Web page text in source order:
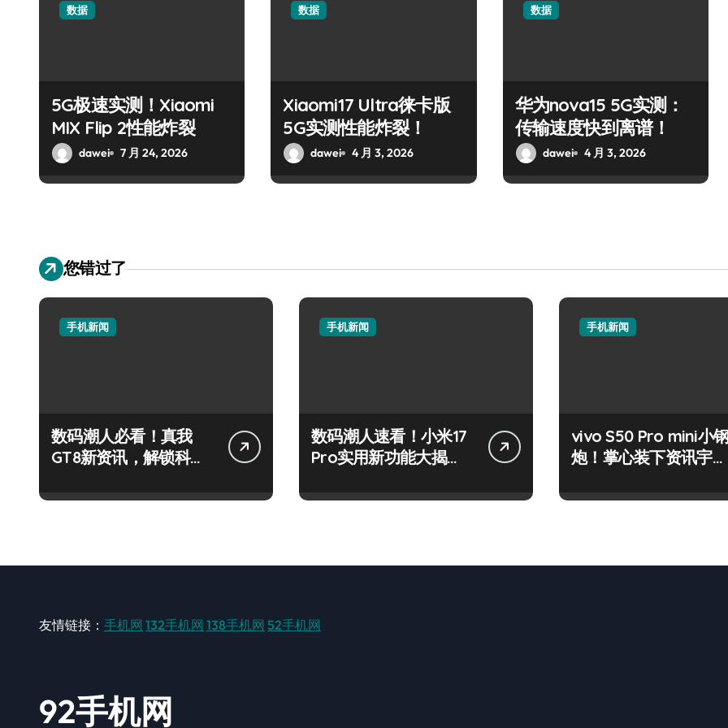
数据
5G极速实测！Xiaomi
MIX Flip 2性能炸裂
dawei 7 月 24, 2026
数据
Xiaomi17 Ultra徕卡版
5G实测性能炸裂！
dawei 4 月 3, 2026
数据
华为nova15 5G实测：
传输速度快到离谱！
dawei 4 月 3, 2026
您错过了
手机新闻
数码潮人必看！真我
GT8新资讯，解锁科技
手机新闻
数码潮人速看！小米17
Pro实用新功能大揭
手机新闻
vivo S50 Pro mini小
炮！掌心装下资讯宇
友情链接： 手机网 132手机网 138手机网 52手机网
92手机网